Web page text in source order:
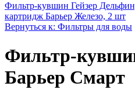
Фильтр-кувшин Гейзер
картридж Барьер Железо, 2 шт
Вернуться к: Фильтры для воды
Фильтр-
Барьер Смарт